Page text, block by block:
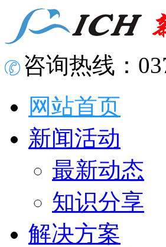
咨询热线：
网站首页
新闻活动
最新动态
知识分享
解决方案